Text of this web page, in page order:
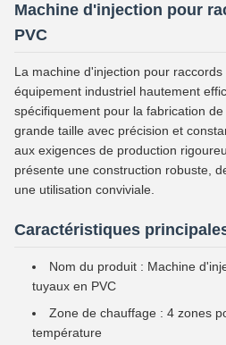
Machine d'injection pour
PVC
La machine d'injection pour
équipement industriel hautement
spécifiquement pour la fabrication
grande taille avec précision et
aux exigences de production
présente une construction robuste,
une utilisation conviviale.
Caractéristiques
Nom du produit : Machine
tuyaux en PVC
Zone de chauffage : 4 zones
température